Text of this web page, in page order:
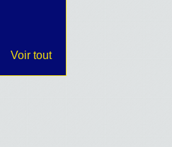
Voir tout